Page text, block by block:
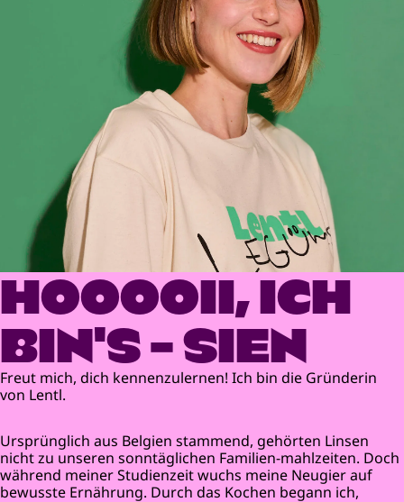
HOOOOII, ICH
BIN'S - SIEN
Freut mich, dich kennenzulernen! Ich bin die Gründerin
von Lentl.
Ursprünglich aus Belgien stammend, gehörten Linsen
nicht zu unseren sonntäglichen Familien-mahlzeiten. Doch
während meiner Studienzeit wuchs meine Neugier auf
bewusste Ernährung. Durch das Kochen begann ich,